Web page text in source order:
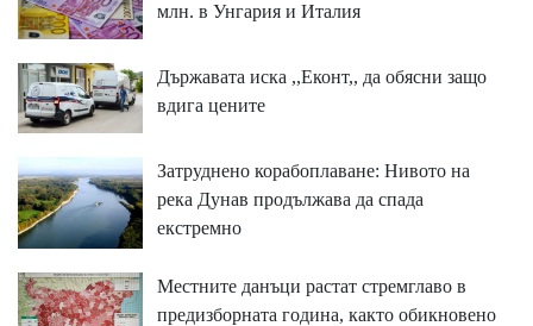
млн. в Унгария и Италия
Държавата иска ,,Еконт,, да обясни защо
вдига цените
Затруднено корабоплаване: Нивото на
река Дунав продължава да спада
екстремно
Местните данъци растат стремглаво в
предизборната година, както обикновено